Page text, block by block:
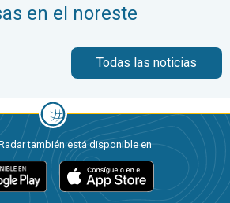
en el noreste
Todas las noticias
también está disponible en